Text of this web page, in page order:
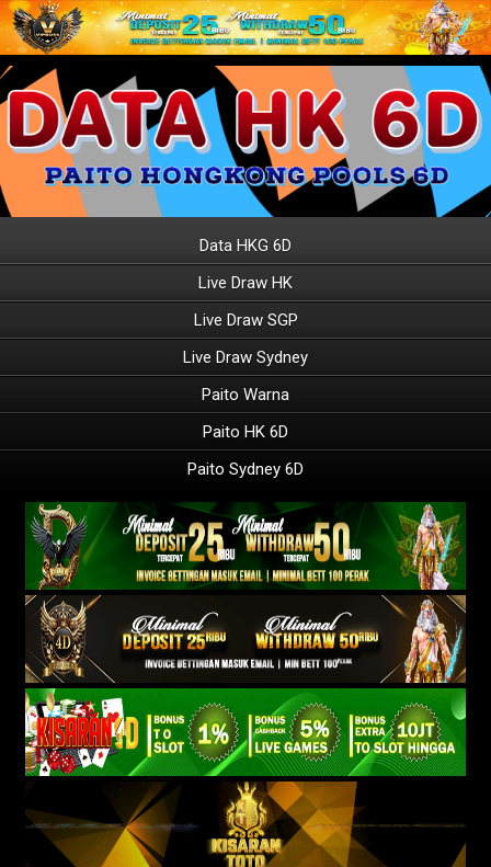
Data HKG 6D
Live Draw HK
Live Draw SGP
Live Draw Sydney
Paito Warna
Paito HK 6D
Paito Sydney 6D